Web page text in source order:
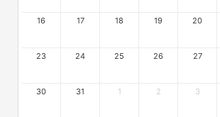
16 17 18 19 20
23 24 25 26 27
30 31 1 2 3